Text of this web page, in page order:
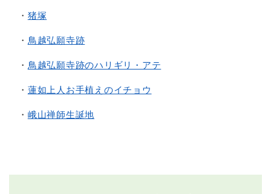
・ 猪塚
・ 鳥越弘願寺跡
・ 鳥越弘願寺跡のハリギリ・アテ
・ 蓮如上人お手植えのイチョウ
・ 峨山禅師生誕地